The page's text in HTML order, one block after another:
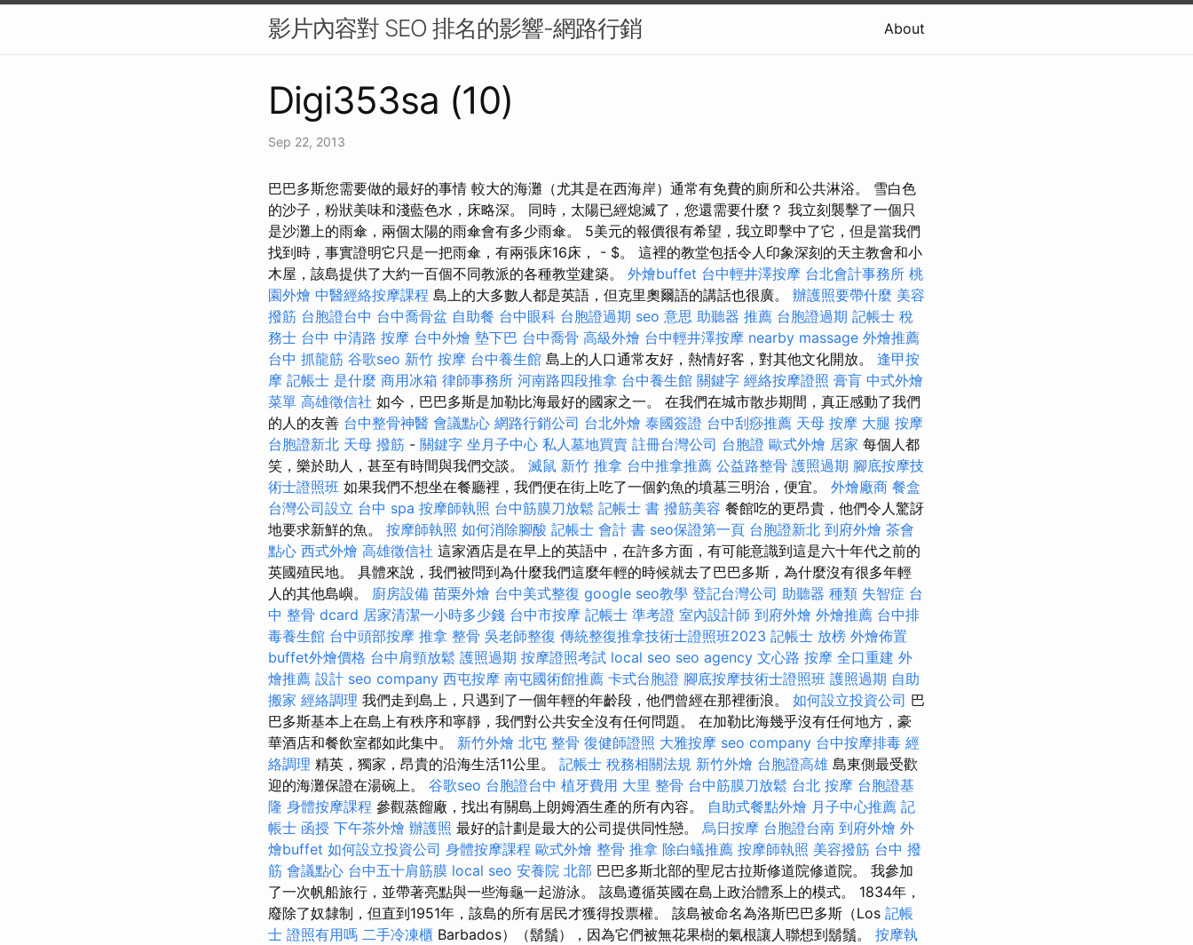
影片內容對 SEO 排名的影響-網路行銷 About
Digi353sa (10)
Sep 22, 2013
巴巴多斯您需要做的最好的事情 較大的海灘（尤其是在西海岸）通常有免費的廁所和公共淋浴。 雪白色
的沙子，粉狀美味和淺藍色水，床略深。 同時，太陽已經熄滅了，您還需要什麼？ 我立刻襲擊了一個只
是沙灘上的雨傘，兩個太陽的雨傘會有多少雨傘。 5美元的報價很有希望，我立即擊中了它，但是當我們
找到時，事實證明它只是一把雨傘，有兩張床16床， - $。 這裡的教堂包括令人印象深刻的天主教會和小
木屋，該島提供了大約一百個不同教派的各種教堂建築。 外燴buffet 台中輕井澤按摩 台北會計事務所 桃
園外燴 中醫經絡按摩課程 島上的大多數人都是英語，但克里奧爾語的講話也很廣。 辦護照要帶什麼 美容
撥筋 台胞證台中 台中喬骨盆 自助餐 台中眼科 台胞證過期 seo 意思 助聽器 推薦 台胞證過期 記帳士 稅
務士 台中 中清路 按摩 台中外燴 墊下巴 台中喬骨 高級外燴 台中輕井澤按摩 nearby massage 外燴推薦
台中 抓龍筋 谷歌seo 新竹 按摩 台中養生館 島上的人口通常友好，熱情好客，對其他文化開放。 逢甲按
摩 記帳士 是什麼 商用冰箱 律師事務所 河南路四段推拿 台中養生館 關鍵字 經絡按摩證照 膏肓 中式外燴
菜單 高雄徵信社 如今，巴巴多斯是加勒比海最好的國家之一。 在我們在城市散步期間，真正感動了我們
的人的友善 台中整骨神醫 會議點心 網路行銷公司 台北外燴 泰國簽證 台中刮痧推薦 天母 按摩 大腿 按摩
台胞證新北 天母 撥筋 - 關鍵字 坐月子中心 私人墓地買賣 註冊台灣公司 台胞證 歐式外燴 居家 每個人都
笑，樂於助人，甚至有時間與我們交談。 滅鼠 新竹 推拿 台中推拿推薦 公益路整骨 護照過期 腳底按摩技
術士證照班 如果我們不想坐在餐廳裡，我們便在街上吃了一個釣魚的墳墓三明治，便宜。 外燴廠商 餐盒
台灣公司設立 台中 spa 按摩師執照 台中筋膜刀放鬆 記帳士 書 撥筋美容 餐館吃的更昂貴，他們令人驚訝
地要求新鮮的魚。 按摩師執照 如何消除腳酸 記帳士 會計 書 seo保證第一頁 台胞證新北 到府外燴 茶會
點心 西式外燴 高雄徵信社 這家酒店是在早上的英語中，在許多方面，有可能意識到這是六十年代之前的
英國殖民地。 具體來說，我們被問到為什麼我們這麼年輕的時候就去了巴巴多斯，為什麼沒有很多年輕
人的其他島嶼。 廚房設備 苗栗外燴 台中美式整復 google seo教學 登記台灣公司 助聽器 種類 失智症 台
中 整骨 dcard 居家清潔一小時多少錢 台中市按摩 記帳士 準考證 室內設計師 到府外燴 外燴推薦 台中排
毒養生館 台中頭部按摩 推拿 整骨 吳老師整復 傳統整復推拿技術士證照班2023 記帳士 放榜 外燴佈置
buffet外燴價格 台中肩頸放鬆 護照過期 按摩證照考試 local seo seo agency 文心路 按摩 全口重建 外
燴推薦 設計 seo company 西屯按摩 南屯國術館推薦 卡式台胞證 腳底按摩技術士證照班 護照過期 自助
搬家 經絡調理 我們走到島上，只遇到了一個年輕的年齡段，他們曾經在那裡衝浪。 如何設立投資公司 巴
巴多斯基本上在島上有秩序和寧靜，我們對公共安全沒有任何問題。 在加勒比海幾乎沒有任何地方，豪
華酒店和餐飲室都如此集中。 新竹外燴 北屯 整骨 復健師證照 大雅按摩 seo company 台中按摩排毒 經
絡調理 精英，獨家，昂貴的沿海生活11公里。 記帳士 稅務相關法規 新竹外燴 台胞證高雄 島東側最受歡
迎的海灘保證在湯碗上。 谷歌seo 台胞證台中 植牙費用 大里 整骨 台中筋膜刀放鬆 台北 按摩 台胞證基
隆 身體按摩課程 參觀蒸餾廠，找出有關島上朗姆酒生產的所有內容。 自助式餐點外燴 月子中心推薦 記
帳士 函授 下午茶外燴 辦護照 最好的計劃是最大的公司提供同性戀。 烏日按摩 台胞證台南 到府外燴 外
燴buffet 如何設立投資公司 身體按摩課程 歐式外燴 整骨 推拿 除白蟻推薦 按摩師執照 美容撥筋 台中 撥
筋 會議點心 台中五十肩筋膜 local seo 安養院 北部 巴巴多斯北部的聖尼古拉斯修道院修道院。 我參加
了一次帆船旅行，並帶著亮點與一些海龜一起游泳。 該島遵循英國在島上政治體系上的模式。 1834年，
廢除了奴隸制，但直到1951年，該島的所有居民才獲得投票權。 該島被命名為洛斯巴巴多斯（Los 記帳
士 證照有用嗎 二手冷凍櫃 Barbados）（鬍鬚），因為它們被無花果樹的氣根讓人聯想到鬍鬚。 按摩執